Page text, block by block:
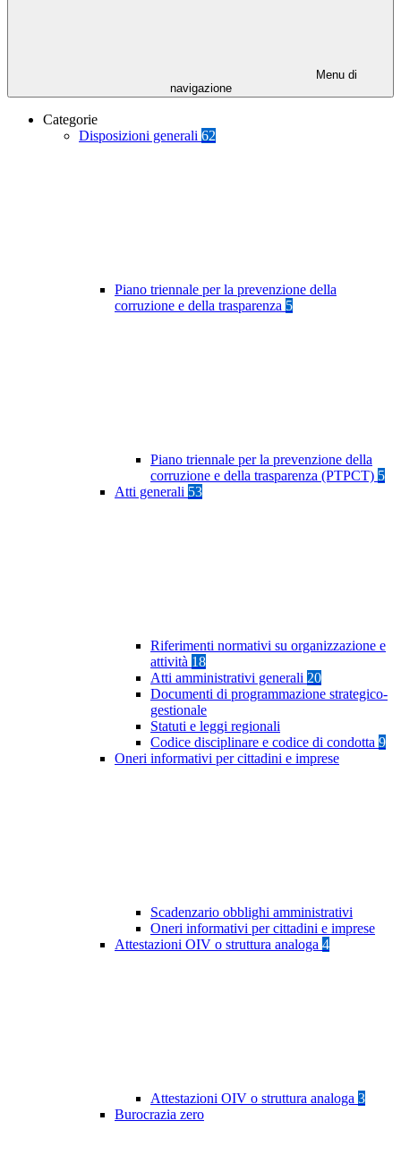
Menu di
navigazione
Categorie
Disposizioni generali 62
Piano triennale per la prevenzione della
corruzione e della trasparenza 5
Piano triennale per la prevenzione della
corruzione e della trasparenza (PTPCT) 5
Atti generali 53
Riferimenti normativi su organizzazione e
attività 18
Atti amministrativi generali 20
Documenti di programmazione strategico-
gestionale
Statuti e leggi regionali
Codice disciplinare e codice di condotta 9
Oneri informativi per cittadini e imprese
Scadenzario obblighi amministrativi
Oneri informativi per cittadini e imprese
Attestazioni OIV o struttura analoga 4
Attestazioni OIV o struttura analoga 3
Burocrazia zero